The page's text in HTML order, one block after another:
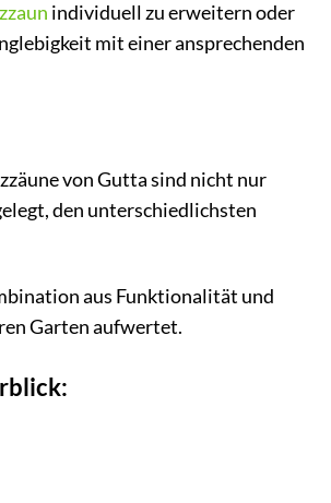
individuell zu erweitern oder
mit einer ansprechenden
von Gutta sind nicht nur
den unterschiedlichsten
aus Funktionalität und
Garten aufwertet.